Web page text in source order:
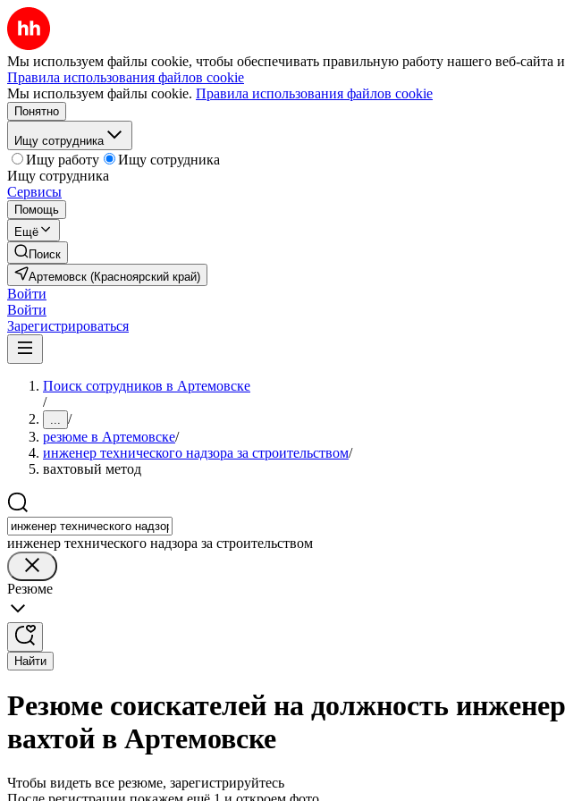
Мы используем файлы cookie, чтобы обеспечивать правильную работу нашего веб-сайта и
Правила использования файлов cookie
Мы используем файлы cookie. Правила использования файлов cookie
Понятно
Ищу сотрудника
Ищу работу
Ищу сотрудника
Ищу сотрудника
Сервисы
Помощь
Ещё
Поиск
Артемовск (Красноярский край)
Войти
Войти
Зарегистрироваться
Поиск сотрудников в Артемовске
/
... /
резюме в Артемовске/
инженер технического надзора за строительством/
вахтовый метод
инженер технического надзора за строительством
Резюме
Найти
Резюме соискателей на должность
вахтой в Артемовске
Чтобы видеть все резюме, зарегистрируйтесь